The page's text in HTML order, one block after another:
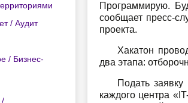
/ Аудит
/ Бизнес-
/
Программирую.
сообщает пресс-
проекта.
Хакатон
два этапа:
Подать
каждого центра